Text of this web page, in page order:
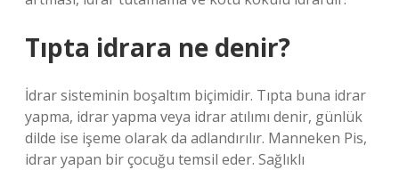
Tıpta idrara ne denir?
İdrar sisteminin boşaltım biçimidir. Tıpta buna idrar
yapma, idrar yapma veya idrar atılımı denir, günlük
dilde ise işeme olarak da adlandırılır. Manneken Pis,
idrar yapan bir çocuğu temsil eder. Sağlıklı